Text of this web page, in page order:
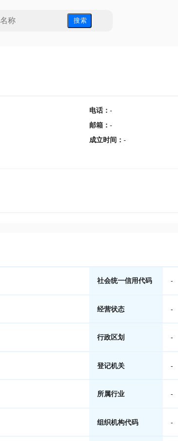
搜 索
电话： -
邮箱 ： -
成立时间 ： -
社会统一信用代码 -
经营状态 -
行政区划 -
登记机关 -
所属行业 -
组织机构代码 -